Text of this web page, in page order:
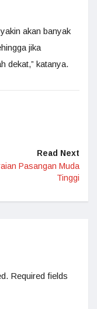
akan banyak
jika
dekat,” katanya.
Read Next
Pasangan Muda
Tinggi
Required fields